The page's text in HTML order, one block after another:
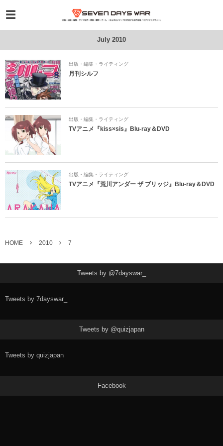
July 2010
出版・編集・ライティング
月刊シルフ
出版・編集・ライティング
TVアニメ『kiss×sis』Blu-ray＆DVD
出版・編集・ライティング
TVアニメ『荒川アンダー ザ ブリッジ』Blu-ray＆DVD
HOME 2010 7
Tweets by @7dayswar_
Tweets by 7dayswar_
Tweets by @quizjapan
Tweets by quizjapan
Facebook